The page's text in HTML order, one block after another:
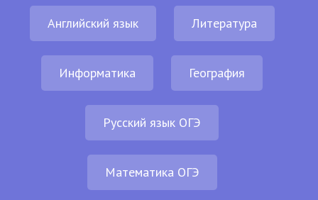
Английский язык Литература
Информатика География
Русский язык ОГЭ
Математика ОГЭ